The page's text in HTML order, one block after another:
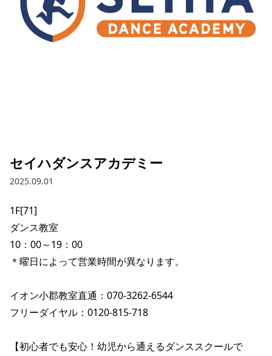
セイハダンスアカデミー
2025.09.01
1F[71]
ダンス教室
10：00～19：00
＊曜日によって営業時間が異なります。
イオン小郡教室直通：070-3262-6544
フリーダイヤル：0120-815-718
【初心者でも安心！幼児から通えるダンススクールで